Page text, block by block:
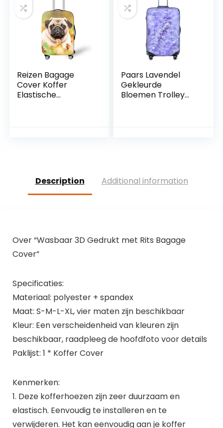
Rits, Paarse
Bloemen, L, Modern
design
Reizen Bagage
Cover Koffer
Elastische
Paars Lavendel
Gekleurde
Bloemen Trolley
Description Additional information
Over “Wasbaar 3D Gedrukt met Rits Bagage
Cover”
Specificaties:
Materiaal: polyester + spandex
Maat: S-M-L-XL, vier maten zijn beschikbaar
Kleur: Een verscheidenheid van kleuren zijn
beschikbaar, raadpleeg de hoofdfoto voor details
Paklijst: 1 * Koffer Cover
Kenmerken:
1. Deze kofferhoezen zijn zeer duurzaam en
elastisch. Eenvoudig te installeren en te
verwijderen. Het kan eenvoudig aan je koffer